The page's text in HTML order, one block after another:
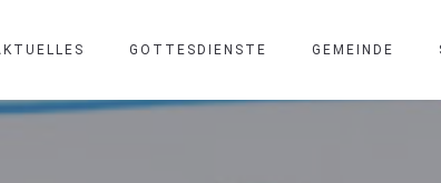
GOTTESDIENSTE GEMEINDE